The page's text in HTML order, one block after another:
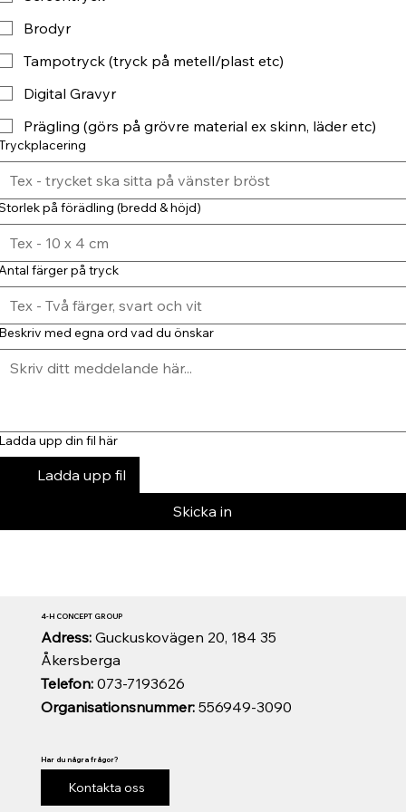
Brodyr
Tampotryck (tryck på metell/plast etc)
Digital Gravyr
Prägling (görs på grövre material ex skinn, läder etc)
på förädling (bredd & höjd)
färger på tryck
med egna ord vad du önskar
upp din fil här
Ladda upp fil
Skicka in
Organisationsnummer:556949-3090
Telefon:073-7193626
Adress: Guckuskovägen 20, 184 35
Åkersberga
4-H CONCEPT GROUP
Har du några frågor?
Kontakta oss